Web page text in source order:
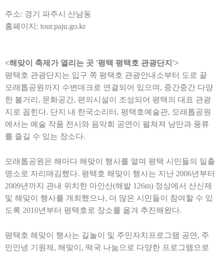
주소: 경기 파주시 산남동
홈페이지 : tour.paju.go.kr
<해맞이 축제가 열리는 곳 '평택 평택호 관광단지 '>
평택호 관광단지는 입구 쪽 평택호 관광안내소부터 도로 끝
모래톱공원까지 수변데크로 연결되어 있으며 , 중간중간 다양
한 볼거리 , 문화공간, 편의시설이 조성되어 평택의 대표 관광
지로 꼽힌다. 단지 내 한국소리터 , 평택호예술관, 모래톱공원
에서는 예술 작품 전시와 음악회 공연이 펼쳐져 낭만과 풍류
를 즐길 수 있는 장소다.
모래톱공원은 해마다 해맞이 행사를 열며 평택 시민들의 일출
명소로 자리매김했다. 평택호 해맞이 행사는 지난 2006년부터
2009년까지 관내 위치한 마안산(해발 126m) 정상에서 산신제
및 해맞이 행사를 개최했으나, 더 많은 시민들이 참여할 수 있
도록 2010년부터 평택호로 장소를 옮겨 추진해왔다.
평택호 해맞이 행사는 길놀이 및 주민자치프로그램 공연 , 주
민안녕 기원제 , 해맞이 , 떡국 나눔으로 다양한 프로그램으로